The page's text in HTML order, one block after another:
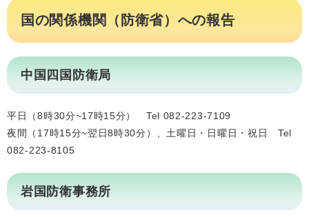
国の関係機関（防衛省）への報告
中国四国防衛局
平日（8時30分~17時15分） Tel 082-223-7109
夜間（17時15分~翌日8時30分）、土曜日・日曜日・祝日 Tel
082-223-8105
岩国防衛事務所